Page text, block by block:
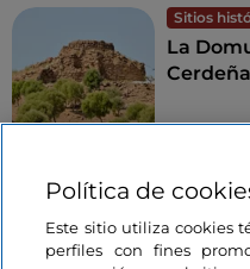
Sitios
La
tumbas
Política de
Este sitio utiliza cookies
perfiles con fines